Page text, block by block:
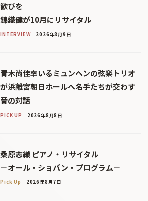
歓びを
錦織健が10月にリサイタル
INTERVIEW 2026年8月9日
青木尚佳率いるミュンヘンの弦楽トリオ
が浜離宮朝日ホールへ――名手たちが交わす
音の対話
PICK UP 2026年8月8日
桑原志織 ピアノ・リサイタル
－オール・ショパン・プログラム－
Pick Up 2026年8月7日